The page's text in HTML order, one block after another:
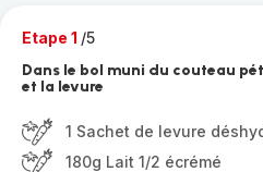
Etape 1 /5
Dans le bol muni du couteau
et la levure
1 Sachet de levure
180g Lait 1/2 écrémé